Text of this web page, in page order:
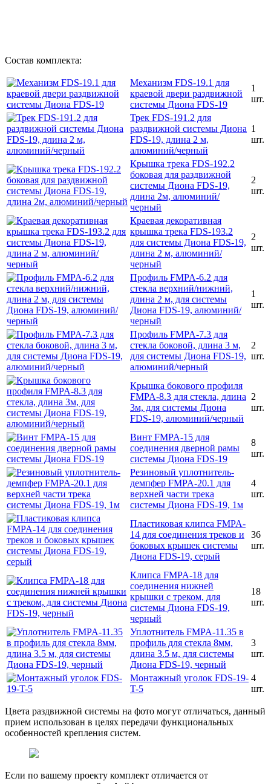
Состав комплекта:
Механизм FDS-19.1 для
краевой двери раздвижной
системы Диона FDS-19
1
шт.
Трек FDS-191.2 для
раздвижной системы Диона
FDS-19, длина 2 м,
алюминий/черный
1
шт.
Крышка трека FDS-192.2
боковая для раздвижной
системы Диона FDS-19,
длина 2м, алюминий/
черный
2
шт.
Краевая декоративная
крышка трека FDS-193.2
для системы Диона FDS-19,
длина 2 м, алюминий/
черный
2
шт.
Профиль FMPA-6.2 для
стекла верхний/нижний,
длина 2 м, для системы
Диона FDS-19, алюминий/
черный
1
шт.
Профиль FMPA-7.3 для
стекла боковой, длина 3 м,
для системы Диона FDS-19,
алюминий/черный
2
шт.
Крышка бокового профиля
FMPA-8.3 для стекла, длина
3м, для системы Диона
FDS-19, алюминий/черный
2
шт.
Винт FMPA-15 для
соединения дверной рамы
системы Диона FDS-19
8
шт.
Резиновый уплотнитель-
демпфер FMPA-20.1 для
верхней части трека
системы Диона FDS-19, 1м
4
шт.
Пластиковая клипса FMPA-
14 для соединения треков и
боковых крышек системы
Диона FDS-19, серый
36
шт.
Клипса FMPA-18 для
соединения нижней
крышки с треком, для
системы Диона FDS-19,
черный
18
шт.
Уплотнитель FMPA-11.35 в
профиль для стекла 8мм,
длина 3.5 м, для системы
Диона FDS-19, черный
3
шт.
Монтажный уголок FDS-19-
T-5
4
шт.
Цвета раздвижной системы на фото могут отличаться, данный
прием использован в целях передачи функциональных
особенностей крепления систем.
Если по вашему проекту комплект отличается от